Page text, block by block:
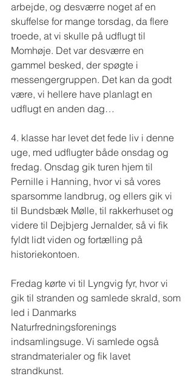
arbejde, og desværre noget af en
skuffelse for mange torsdag, da flere
troede, at vi skulle på udflugt til
Momhøje. Det var desværre en
gammel besked, der spøgte i
messengergruppen. Det kan da godt
være, vi hellere have planlagt en
udflugt en anden dag…
4. klasse har levet det fede liv i denne
uge, med udflugter både onsdag og
fredag. Onsdag gik turen hjem til
Pernille i Hanning, hvor vi så vores
sparsomme landbrug, og ellers gik vi
til Bundsbæk Mølle, til rakkerhuset og
videre til Dejbjerg Jernalder, så vi fik
fyldt lidt viden og fortælling på
historiekontoen.
Fredag kørte vi til Lyngvig fyr, hvor vi
gik til stranden og samlede skrald, som
led i Danmarks
Naturfredningsforenings
indsamlingsuge. Vi samlede også
strandmaterialer og fik lavet
strandkunst.